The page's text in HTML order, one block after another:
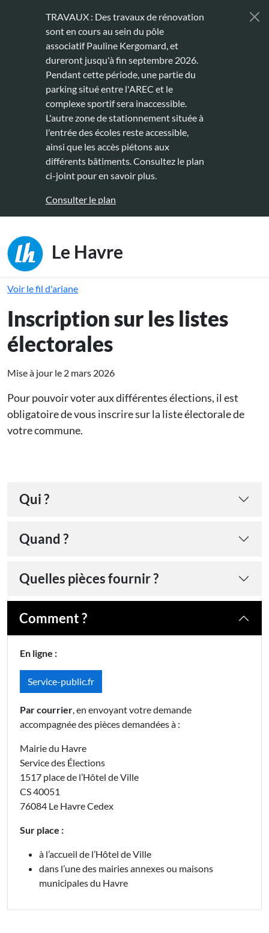
TRAVAUX : Des travaux de rénovation
sont en cours au sein du pôle
associatif Pauline Kergomard, et
dureront jusqu'à fin septembre 2026.
Pendant cette période, une partie du
parking situé entre l'AREC et le
complexe sportif sera inaccessible.
L'autre zone de stationnement située à
l'entrée des écoles reste accessible,
ainsi que les accès piétons aux
différents bâtiments. Consultez le plan
ci-joint pour en savoir plus.
Consulter le plan
Le Havre
Voir le fil d'ariane
Inscription sur les listes
électorales
Mise à jour le 2 mars 2026
Pour pouvoir voter aux différentes élections, il est
obligatoire de vous inscrire sur la liste électorale de
votre commune.
Qui ?
Quand ?
Quelles pièces fournir ?
Comment ?
En ligne :
Service-public.fr
Par courrier, en envoyant votre demande
accompagnée des pièces demandées à :
Mairie du Havre
Service des Élections
1517 place de l’Hôtel de Ville
CS 40051
76084 Le Havre Cedex
Sur place :
à l’accueil de l’Hôtel de Ville
dans l’une des mairies annexes ou maisons
municipales du Havre